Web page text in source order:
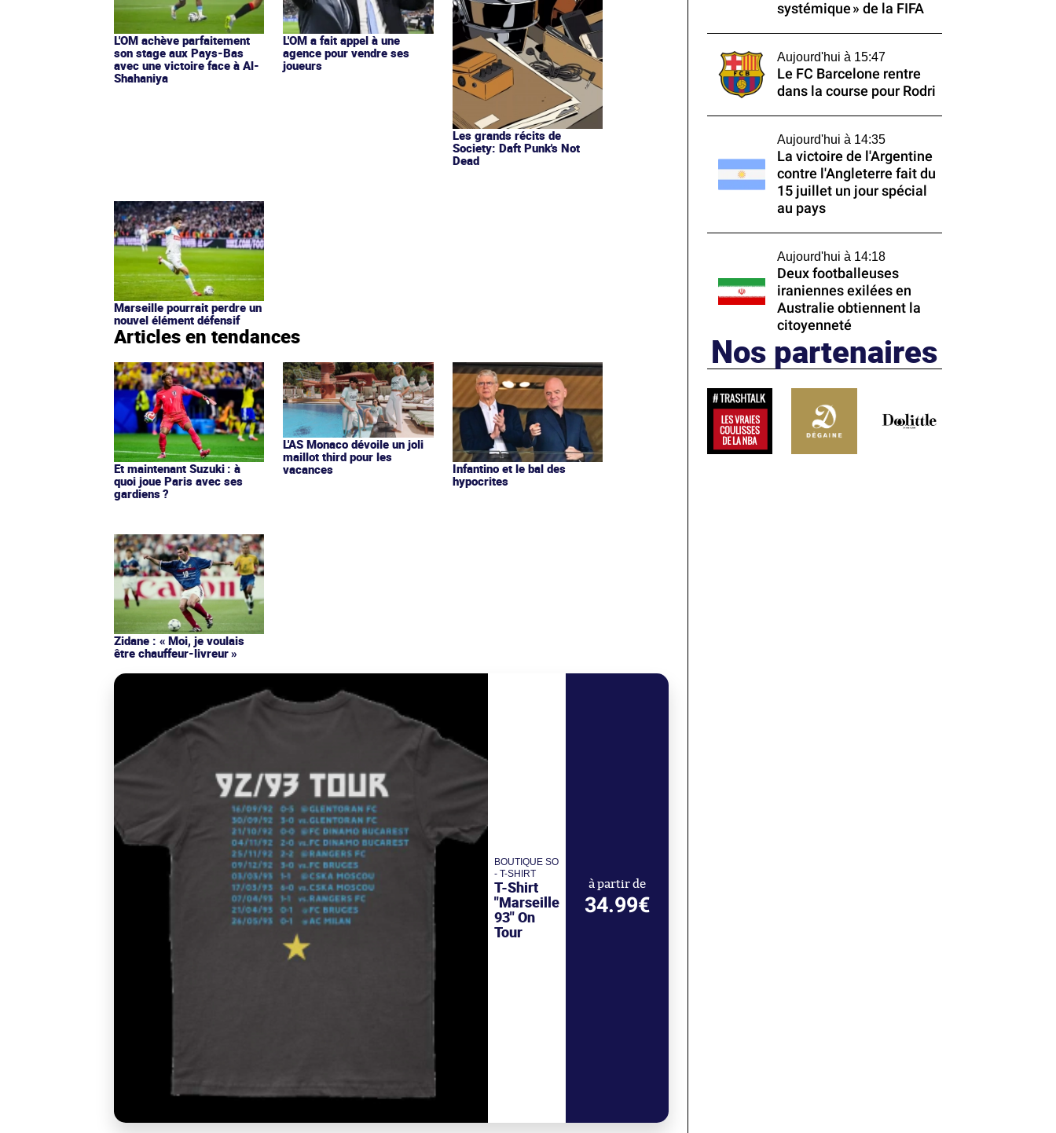
L'OM achève parfaitement
son stage aux Pays-Bas
avec une victoire face à Al-
Shahaniya
L'OM a fait appel à une
agence pour vendre ses
joueurs
Les grands récits de
Society: Daft Punk's Not
Dead
Marseille pourrait perdre un
nouvel élément défensif
Articles en tendances
Et maintenant Suzuki : à
quoi joue Paris avec ses
gardiens ?
L'AS Monaco dévoile un joli
maillot third pour les
vacances
Infantino et le bal des
hypocrites
Zidane : « Moi, je voulais
être chauffeur-livreur »
BOUTIQUE SO
- T-SHIRT
T-Shirt
"Marseille
93" On
Tour
à partir de
34.99€
systémique » de la FIFA
Aujourd'hui à 15:47
Le FC Barcelone rentre
dans la course pour Rodri
Aujourd'hui à 14:35
La victoire de l'Argentine
contre l'Angleterre fait du
15 juillet un jour spécial
au pays
Aujourd'hui à 14:18
Deux footballeuses
iraniennes exilées en
Australie obtiennent la
citoyenneté
Nos partenaires